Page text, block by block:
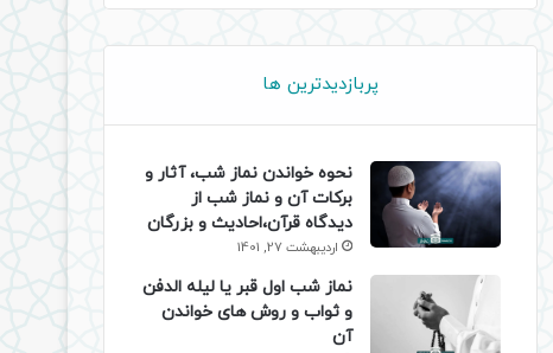
پربازدیدترین ها
نحوه خواندن نماز شب، آثار و
برکات آن و نماز شب از
دیدگاه قرآن،احادیث و بزرگان
اردیبهشت 27, 1401
نماز شب اول قبر یا لیله الدفن
و ثواب و روش های خواندن
آن